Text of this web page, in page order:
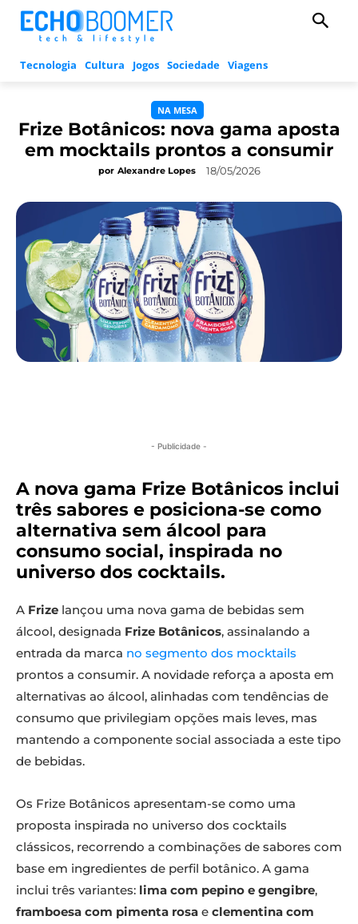
Tecnologia Cultura Jogos Sociedade Viagens
NA MESA
Frize Botânicos: nova gama aposta
em mocktails prontos a consumir
por Alexandre Lopes 18/05/2026
- Publicidade -
A nova gama Frize Botânicos inclui
três sabores e posiciona-se como
alternativa sem álcool para
consumo social, inspirada no
universo dos cocktails.
A Frize lançou uma nova gama de bebidas sem
álcool, designada Frize Botânicos, assinalando a
entrada da marca no segmento dos mocktails
prontos a consumir. A novidade reforça a aposta em
alternativas ao álcool, alinhadas com tendências de
consumo que privilegiam opções mais leves, mas
mantendo a componente social associada a este tipo
de bebidas.
Os Frize Botânicos apresentam-se como uma
proposta inspirada no universo dos cocktails
clássicos, recorrendo a combinações de sabores com
base em ingredientes de perfil botânico. A gama
inclui três variantes: lima com pepino e gengibre,
framboesa com pimenta rosa e clementina com